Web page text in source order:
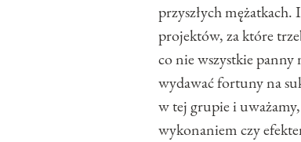
przyszłych
projektów, za które
co nie wszystkie
wydawać fortuny na
w tej grupie i
wykonaniem czy